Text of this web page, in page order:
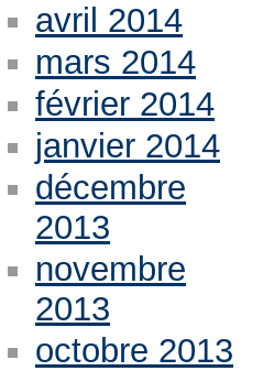
avril 2014
mars 2014
février 2014
janvier 2014
décembre
2013
novembre
2013
octobre 2013